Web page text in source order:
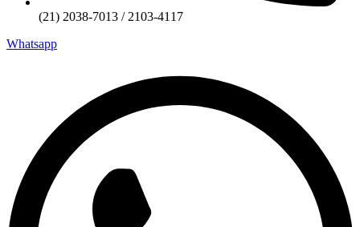
(21) 2038-7013 / 2103-4117
Whatsapp